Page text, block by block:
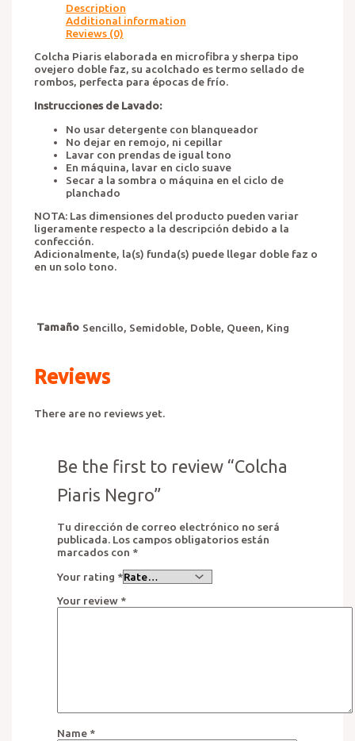
Description
Additional information
Reviews (0)
Colcha Piaris elaborada en microfibra y sherpa tipo
ovejero doble faz, su acolchado es termo sellado de
rombos, perfecta para épocas de frío.
Instrucciones de Lavado:
No usar detergente con blanqueador
No dejar en remojo, ni cepillar
Lavar con prendas de igual tono
En máquina, lavar en ciclo suave
Secar a la sombra o máquina en el ciclo de
planchado
NOTA: Las dimensiones del producto pueden variar
ligeramente respecto a la descripción debido a la
confección.
Adicionalmente, la(s) funda(s) puede llegar doble faz o
en un solo tono.
Tamaño Sencillo, Semidoble, Doble, Queen, King
Reviews
There are no reviews yet.
Be the first to review “Colcha
Piaris Negro”
Tu dirección de correo electrónico no será
publicada. Los campos obligatorios están
marcados con *
Your rating *
Your review *
Name *